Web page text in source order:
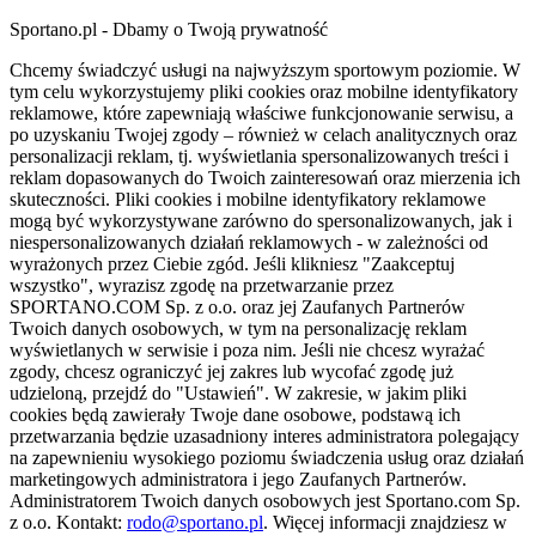
Sportano.pl - Dbamy o Twoją prywatność
Chcemy świadczyć usługi na najwyższym sportowym poziomie. W
tym celu wykorzystujemy pliki cookies oraz mobilne identyfikatory
reklamowe, które zapewniają właściwe funkcjonowanie serwisu, a
po uzyskaniu Twojej zgody – również w celach analitycznych oraz
personalizacji reklam, tj. wyświetlania spersonalizowanych treści i
reklam dopasowanych do Twoich zainteresowań oraz mierzenia ich
skuteczności. Pliki cookies i mobilne identyfikatory reklamowe
mogą być wykorzystywane zarówno do spersonalizowanych, jak i
niespersonalizowanych działań reklamowych - w zależności od
wyrażonych przez Ciebie zgód. Jeśli klikniesz "Zaakceptuj
wszystko", wyrazisz zgodę na przetwarzanie przez
SPORTANO.COM Sp. z o.o. oraz jej Zaufanych Partnerów
Twoich danych osobowych, w tym na personalizację reklam
wyświetlanych w serwisie i poza nim. Jeśli nie chcesz wyrażać
zgody, chcesz ograniczyć jej zakres lub wycofać zgodę już
udzieloną, przejdź do "Ustawień". W zakresie, w jakim pliki
cookies będą zawierały Twoje dane osobowe, podstawą ich
przetwarzania będzie uzasadniony interes administratora polegający
na zapewnieniu wysokiego poziomu świadczenia usług oraz działań
marketingowych administratora i jego Zaufanych Partnerów.
Administratorem Twoich danych osobowych jest Sportano.com Sp.
z o.o. Kontakt: rodo@sportano.pl. Więcej informacji znajdziesz w